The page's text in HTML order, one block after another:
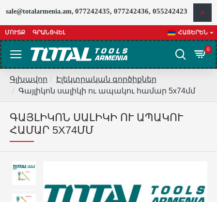
sale@totalarmenia.am, 077242435, 077242436, 055242423
ՄՈՒՏՔ ԳՐԱՆՑՎԵԼ ՀԱՅԵՐԵՆ
0
Գլխավոր
Էլեկտրական գործիքներ
Գայլիկոն սալիկի ու ապակու համար 5x74մմ
ԳԱՅԼԻԿՈՆ ՍԱԼԻԿԻ ՈՒ ԱՊԱԿՈՒ
ՀԱՄԱՐ 5X74ՄՄ